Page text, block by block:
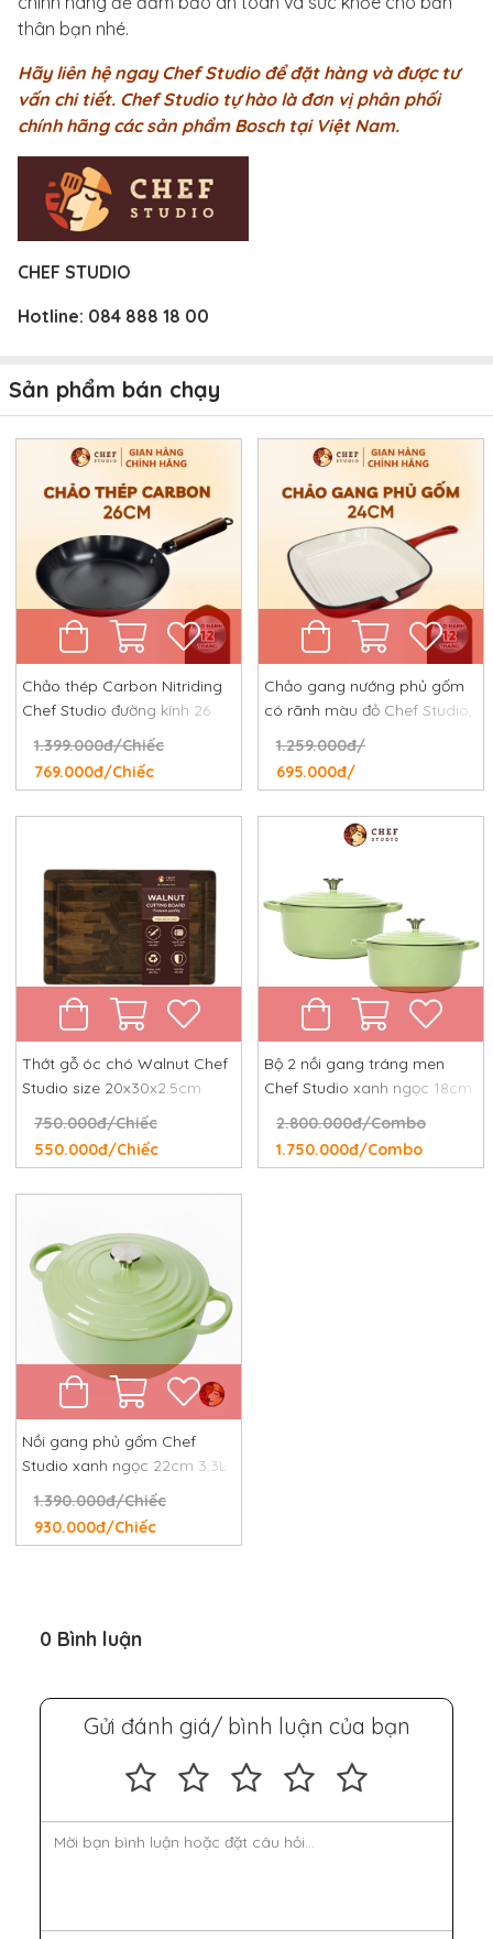
thân bạn nhé.
Hãy liên hệ ngay Chef Studio để đặt hàng và được tư
vấn chi tiết. Chef Studio tự hào là đơn vị phân phối
chính hãng các sản phẩm Bosch tại Việt Nam.
CHEF STUDIO
Hotline: 084 888 18 00
Sản phẩm bán chạy
Chảo thép Carbon Nitriding
Chef Studio đường kính 26
cm, chống dính tự nhiên,
chống rỉ, chống xước
1.399.000đ/Chiếc
769.000đ/Chiếc
Chảo gang nướng phủ gốm
có rãnh màu đỏ Chef Studio,
đường kính 24 cm
1.259.000đ/
695.000đ/
Thớt gỗ óc chó Walnut Chef
Studio size 20x30x2.5cm
750.000đ/Chiếc
550.000đ/Chiếc
Bộ 2 nồi gang tráng men
Chef Studio xanh ngọc 18cm
2.800.000đ/Combo
1.750.000đ/Combo
Nồi gang phủ gốm Chef
Studio xanh ngọc 22cm 3.3L
1.390.000đ/Chiếc
930.000đ/Chiếc
0 Bình luận
Gửi đánh giá/ bình luận của bạn